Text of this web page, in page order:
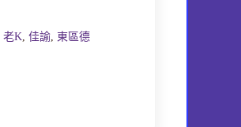
老K, 佳諭, 東區德